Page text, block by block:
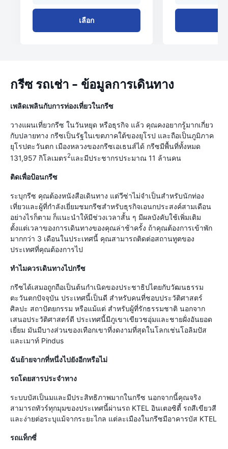
เลือก
กรีซ รถเช่า - ข้อมูลการเดินทาง
เพลิดเพลินกับการท่องเที่ยวในกรีซ
วางแผนเที่ยวกรีซ ในวันหยุด หรือธุรกิจ แล้ว คุณคงอยากรู้มากเกี่ยว
กับปลายทาง กรีซเป็นรัฐในเขตภาคใต้ของยุโรป และถือเป็นภูมิภาค
ยุโรปตะวันตก เมืองหลวงของกรีซเอเธนส์ได้ กรีซมีพื้นที่ทั้งหมด
131,957 กิโลเมตร2และมีประชากรประมาณ 11 ล้านคน
ติดเพื่อป้อนกรีซ
ระบุกรีซ คุณต้องหนังสือเดินทาง แต่วีซ่าไม่จำเป็นสำหรับนักท่อง
เที่ยวและผู้ที่กำลังเยี่ยมชมกรีซสำหรับธุรกิจเอนกประสงค์สามเดือน
อย่างไรก็ตาม ก็แนะนำให้มีช่วงเวลาสั้น ๆ มีผลบังคับใช้เพิ่มเติม
ตั้งแต่เวลาของการเดินทางของคุณล่าช้าครั้ง ถ้าคุณต้องการเข้าพัก
มากกว่า 3 เดือนในประเทศนี้ คุณสามารถติดต่อสถานทูตของ
ประเทศที่คุณต้องการไป
ทำไมควรเดินทางไปกรีซ
กรีซได้เสมอถูกถือเป็นต้นกำเนิดของประชาธิปไตยกับวัฒนธรรม
ตะวันตกปัจจุบัน ประเทศนี้เป็นดี สำหรับคนที่ชอบประวัติศาสตร์
ศิลปะ สถาปัตยกรรม หรือแม้แต่ สำหรับผู้ที่รักธรรมชาติ นอกจาก
เสนอประวัติศาสตร์ดี ประเทศนี้มีภูเขาเขียวชอุ่มและชายฝั่งอันยอด
เยี่ยม มันมีบางส่วนของเทือกเขาที่งดงามที่สุดในโลกเช่นโอลิมปัส
และเมาท์ Pindus
ฉันย้ายจากที่หนึ่งไปยังอีกหรือไม่
รถโดยสารประจำทาง
ระบบบัสเป็นมและมีประสิทธิภาพมากในกรีซ นอกจากนี้คุณจริง
สามารถทัวร์ทุกมุมของประเทศนี้ผ่านรถ KTEL อินเตอซิตี้ รถสีเขียวสี
และง่ายต่อระบุแม้จากระยะไกล แต่ละเมืองในกรีซมีอาคารบัส KTEL
รถแท็กซี่